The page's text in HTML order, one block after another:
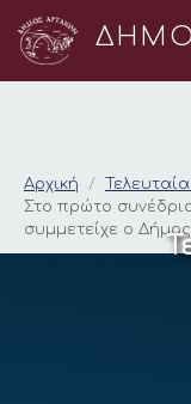
Στο
Αρχική
Στο πρώτο
συμμετείχε ο